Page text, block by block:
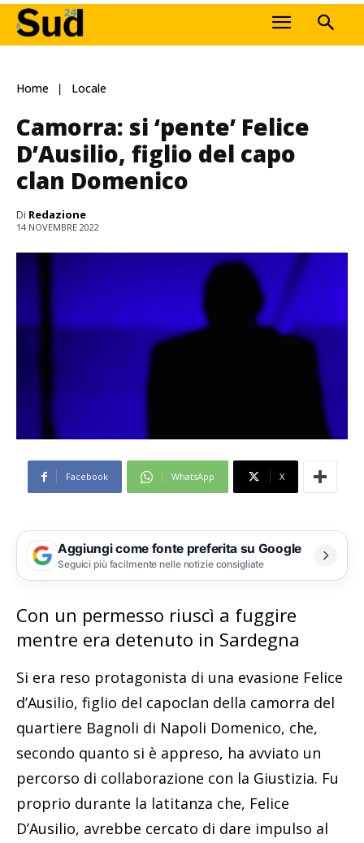
Home Locale
Camorra: si ‘pente’ Felice
D’Ausilio, figlio del capo
clan Domenico
Di Redazione
14 NOVEMBRE 2022
Facebook WhatsApp X
Aggiungi come fonte preferita su Google
Seguici più facilmente nelle notizie consigliate
Con un permesso riuscì a fuggire
mentre era detenuto in Sardegna
Si era reso protagonista di una evasione Felice
d’Ausilio, figlio del capoclan della camorra del
quartiere Bagnoli di Napoli Domenico, che,
secondo quanto si è appreso, ha avviato un
percorso di collaborazione con la Giustizia. Fu
proprio durante la latitanza che, Felice
D’Ausilio, avrebbe cercato di dare impulso al